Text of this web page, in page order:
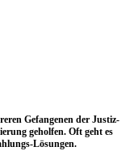
Gefan­ge­nen der Jus­tiz­
gehol­fen. Oft geht es
Lösungen.